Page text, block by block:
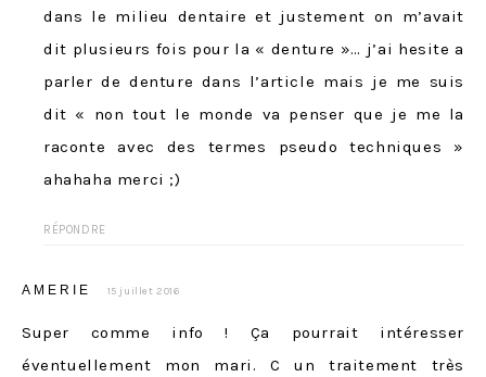
dans le milieu dentaire et justement on m’avait
dit plusieurs fois pour la « denture »… j’ai hesite a
parler de denture dans l’article mais je me suis
dit « non tout le monde va penser que je me la
raconte avec des termes pseudo techniques »
ahahaha merci ;)
RÉPONDRE
AMERIE 15 juillet 2016
Super comme info ! Ça pourrait intéresser
éventuellement mon mari. C un traitement très